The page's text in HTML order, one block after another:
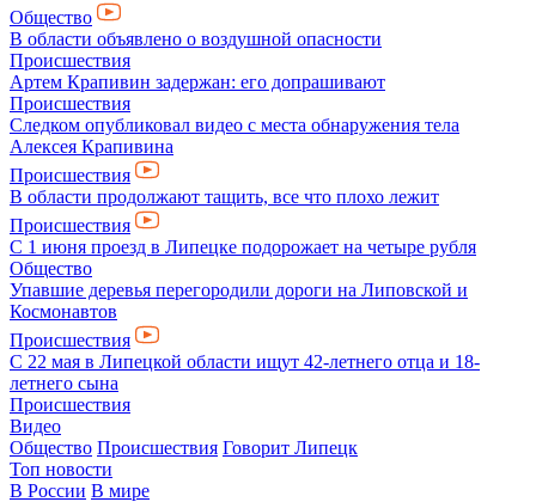
Общество
В области объявлено о воздушной опасности
Происшествия
Артем Крапивин задержан: его допрашивают
Происшествия
Следком опубликовал видео с места обнаружения тела
Алексея Крапивина
Происшествия
В области продолжают тащить, все что плохо лежит
Происшествия
С 1 июня проезд в Липецке подорожает на четыре рубля
Общество
Упавшие деревья перегородили дороги на Липовской и
Космонавтов
Происшествия
С 22 мая в Липецкой области ищут 42-летнего отца и 18-
летнего сына
Происшествия
Видео
Общество Происшествия Говорит Липецк
Топ новости
В России В мире